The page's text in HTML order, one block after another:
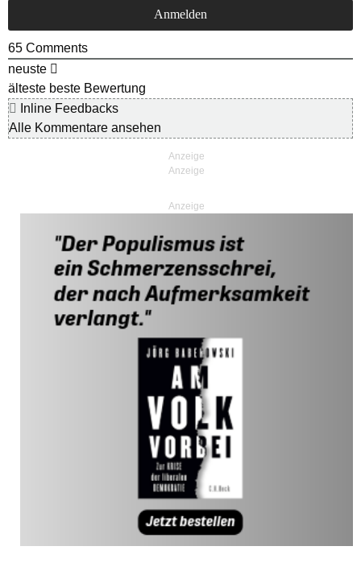
65 Comments
neuste
älteste beste Bewertung
Inline Feedbacks
Alle Kommentare ansehen
Anzeige